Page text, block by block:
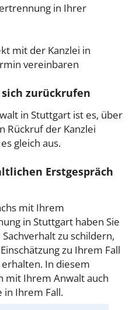
in Ihrer
mit der Kanzlei in
vereinbaren
sich zurückrufen
in Stuttgart ist es, über
Rückruf der Kanzlei
gleich aus.
Erstgespräch
mit Ihrem
in Stuttgart haben Sie
zu schildern,
zu Ihrem Fall
In diesem
mit Ihrem Anwalt auch
in Ihrem Fall.